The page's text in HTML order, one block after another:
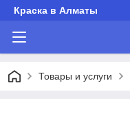
Краска в Алматы
Товары и услуги